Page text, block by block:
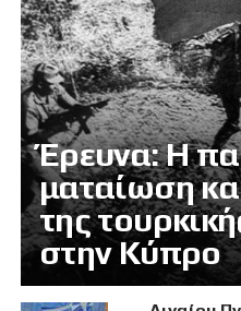
Έρευνα: Η
ματαίωση
της
στην Κύπρο